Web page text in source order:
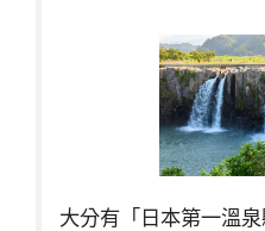
大分有「日本第一溫